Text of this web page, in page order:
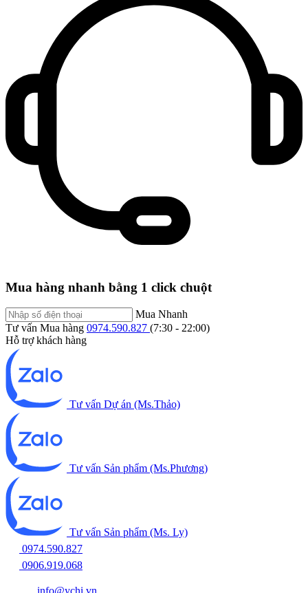
Mua hàng nhanh bằng 1 click chuột
Mua Nhanh
Tư vấn Mua hàng 0974.590.827 (7:30 - 22:00)
Hỗ trợ khách hàng
Tư vấn Dự án (Ms.Thảo)
Tư vấn Sản phẩm (Ms.Phương)
Tư vấn Sản phẩm (Ms. Ly)
0974.590.827
0906.919.068